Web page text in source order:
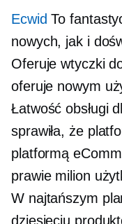
Ecwid To
nowych, jak i
Oferuje wtyczki
oferuje nowym
Łatwość obsługi
sprawiła, że
platformą
prawie milion
W najtańszym
dziesięciu